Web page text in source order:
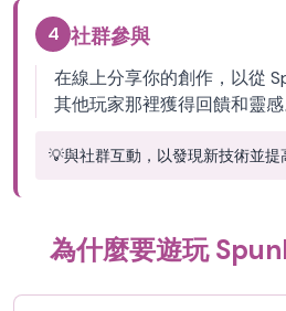
4 社群參與
在線上分享你的創作，以從
其他玩家那裡獲得回饋和靈感
💡與社群互動，以發現新技術並提
為什麼要遊玩